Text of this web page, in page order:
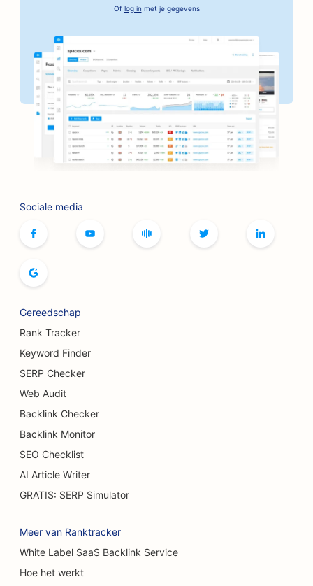
SEO voor autobedrijven
SEO voor bakkerijen
SEO voor kapperszaken
SEO voor banken
SEO voor boekhandels
SEO voor BBQ-restaurants
SEO voor botox- en fillerservices
SEO voor boetieks
SEO voor borstvergrotingsdiensten
SEO voor buffetrestaurants
SEO voor taartenwinkels
SEO voor autodealers
SEO voor brandwondenchirurgen
SEO voor cafés
SEO voor tapijt- en vloerenwinkels
Of log in met je gegevens
Sociale media
Gereedschap
Rank Tracker
Keyword Finder
SERP Checker
Web Audit
Backlink Checker
Backlink Monitor
SEO Checklist
AI Article Writer
GRATIS: SERP Simulator
Meer van Ranktracker
White Label SaaS Backlink Service
Hoe het werkt